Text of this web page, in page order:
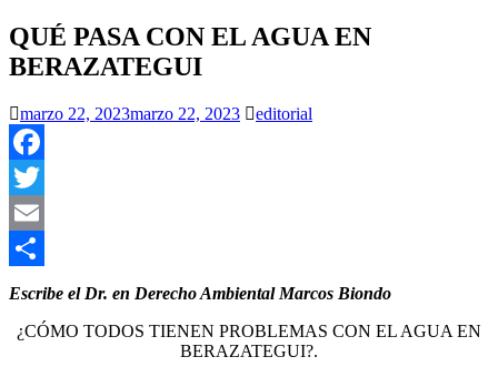
QUÉ PASA CON EL AGUA EN
BERAZATEGUI
marzo 22, 2023marzo 22, 2023 editorial
Facebook
Twitter
Email
Compartir
Escribe el Dr. en Derecho Ambiental Marcos Biondo
¿CÓMO TODOS TIENEN PROBLEMAS CON EL AGUA EN
BERAZATEGUI?.